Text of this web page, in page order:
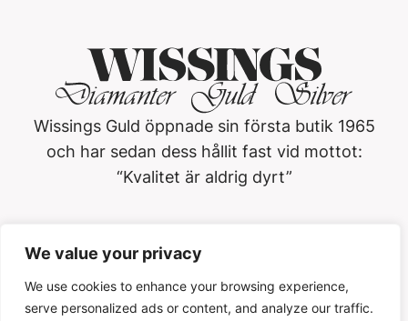
We value your privacy
We use cookies to enhance your browsing experience,
serve personalized ads or content, and analyze our traffic.
Wissings Guld öppnade sin första butik 1965
och har sedan dess hållit fast vid mottot:
“Kvalitet är aldrig dyrt”
Köpmangatan 3, 722 15, Västerås
021-13 01 20